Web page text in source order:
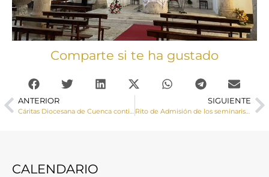
Comparte si te ha gustado
ANTERIOR SIGUIENTE
Rito de Admisión de los seminaristas David Guirado Gutiérrez y Moisés de las Heras Gómez
CALENDARIO